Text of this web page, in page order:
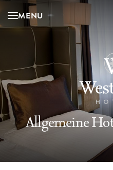
MENU
Allgemeine